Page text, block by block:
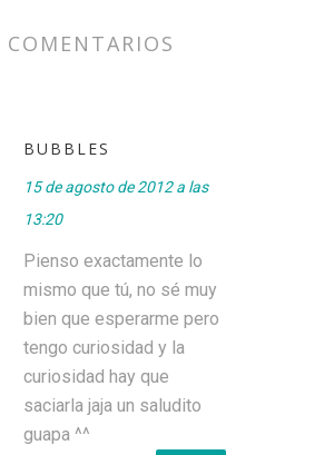
COMENTARIOS
BUBBLES
15 de agosto de 2012 a las
13:20
Pienso exactamente lo
mismo que tú, no sé muy
bien que esperarme pero
tengo curiosidad y la
curiosidad hay que
saciarla jaja un saludito
guapa ^^